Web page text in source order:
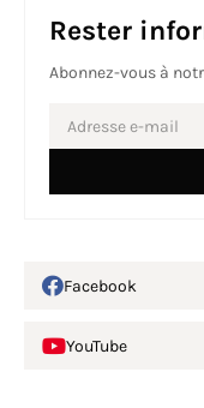
Rester
Abonnez-vous à
Facebook
YouTube